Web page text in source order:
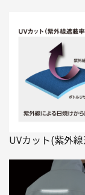
UVカット(紫外